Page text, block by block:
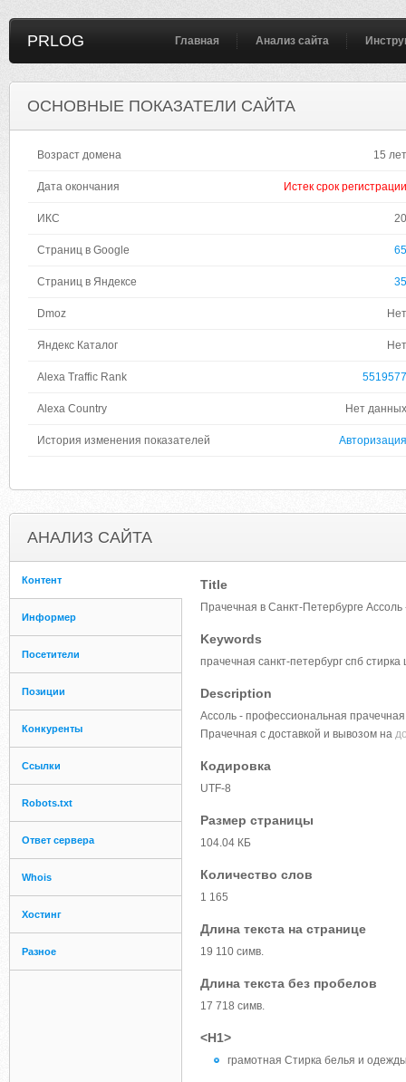
PRLOG Главная Анализ сайта
ОСНОВНЫЕ ПОКАЗАТЕЛИ САЙТА
Возраст домена 15 лет
Дата окончания Истек срок регистрации
ИКС 20
Страниц в Google 65
Страниц в Яндексе 35
Dmoz Нет
Яндекс Каталог Нет
Alexa Traffic Rank 5519577
Alexa Country Нет данных
История изменения показателей Авторизация
АНАЛИЗ САЙТА
Контент
Информер
Посетители
Позиции
Конкуренты
Ссылки
Robots.txt
Ответ сервера
Whois
Хостинг
Разное
Title
Прачечная в Санкт-Петербурге Ассоль
Keywords
прачечная санкт-петербург спб
Description
Ассоль - профессиональная
Прачечная с доставкой и вывозом на
Кодировка
UTF-8
Размер страницы
104.04 КБ
Количество слов
1 165
Длина текста на странице
19 110 симв.
Длина текста без пробелов
17 718 симв.
<H1>
грамотная Стирка белья и